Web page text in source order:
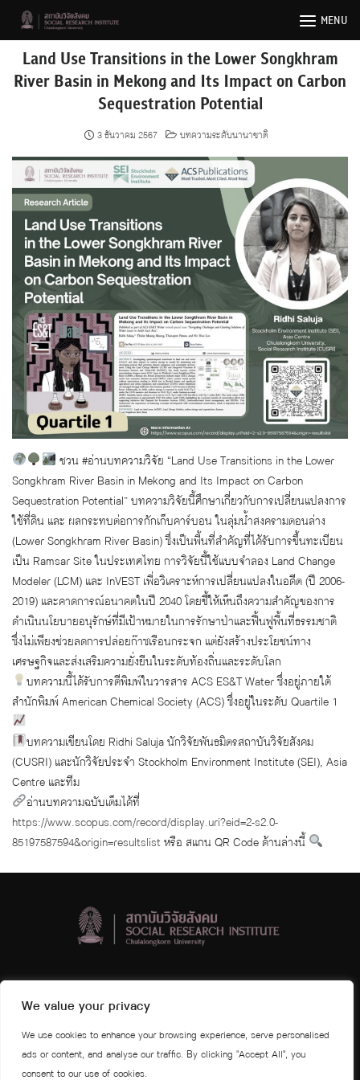
We value your privacy
We use cookies to enhance your browsing experience, serve personalised
ads or content, and analyse our traffic. By clicking "Accept All", you
consent to our use of cookies.
content
MENU
Land Use Transitions in the Lower Songkhram
River Basin in Mekong and Its Impact on Carbon
Sequestration Potential
3 ธันวาคม 2567 บทความระดับนานาชาติ
ชวน #อ่านบทความวิจัย “Land Use Transitions in the Lower
Songkhram River Basin in Mekong and Its Impact on Carbon
Sequestration Potential” บทความวิจัยนี้ศึกษาเกี่ยวกับการเปลี่ยนแปลงการ
ใช้ที่ดิน และ ผลกระทบต่อการกักเก็บคาร์บอน ในลุ่มน้ำสงครามตอนล่าง
(Lower Songkhram River Basin) ซึ่งเป็นพื้นที่สำคัญที่ได้รับการขึ้นทะเบียน
เป็น Ramsar Site ในประเทศไทย การวิจัยนี้ใช้แบบจำลอง Land Change
Modeler (LCM) และ InVEST เพื่อวิเคราะห์การเปลี่ยนแปลงในอดีต (ปี 2006-
2019) และคาดการณ์อนาคตในปี 2040 โดยชี้ให้เห็นถึงความสำคัญของการ
ดำเนินนโยบายอนุรักษ์ที่มีเป้าหมายในการรักษาป่าและฟื้นฟูพื้นที่ธรรมชาติ
ซึ่งไม่เพียงช่วยลดการปล่อยก๊าซเรือนกระจก แต่ยังสร้างประโยชน์ทาง
เศรษฐกิจและส่งเสริมความยั่งยืนในระดับท้องถิ่นและระดับโลก
บทความนี้ได้รับการตีพิมพ์ในวารสาร ACS ES&T Water ซึ่งอยู่ภายใต้
สำนักพิมพ์ American Chemical Society (ACS) ซึ่งอยู่ในระดับ Quartile 1
บทความเขียนโดย Ridhi Saluja นักวิจัยพันธมิตรสถาบันวิจัยสังคม
(CUSRI) และนักวิจัยประจำ Stockholm Environment Institute (SEI), Asia
Centre และทีม
อ่านบทความฉบับเต็มได้ที่
https://www.scopus.com/record/display.uri?eid=2-s2.0-
85197587594&origin=resultslistหรือ สแกน QR Code ด้านล่างนี้
ชั้น 4 และ 5 อาคารวิศิษฐ์ ประจวบเหมาะ
จุฬาลงกรณ์มหาวิทยาลัย ถนนพญาไท
แขวงวังใหม่ เขตปทุมวัน กรุงเทพมหานคร 10330